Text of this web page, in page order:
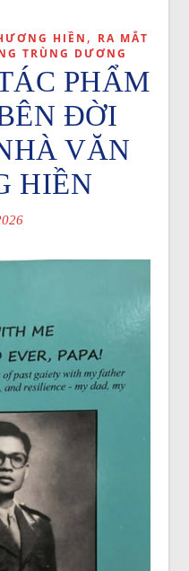
HIỀN , RA MẮT
TRÙNG DƯƠNG
PHẨM
ĐỜI
VĂN
HIỀN